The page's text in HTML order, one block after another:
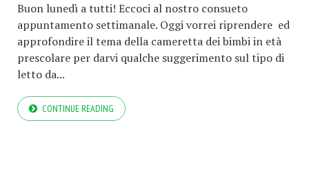
Buon lunedì a tutti! Eccoci al nostro consueto
appuntamento settimanale. Oggi vorrei riprendere ed
approfondire il tema della cameretta dei bimbi in età
prescolare per darvi qualche suggerimento sul tipo di
letto da...
CONTINUE READING